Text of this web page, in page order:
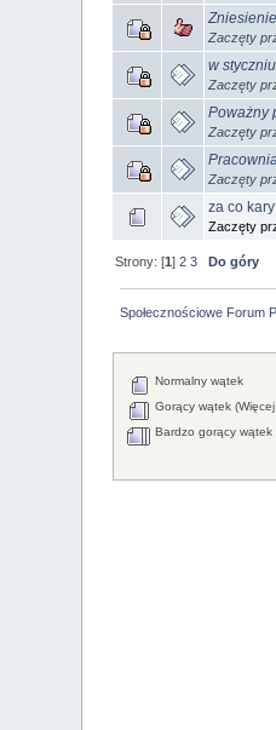
Zaczęty
w
Zaczęty
Poważny
Zaczęty
Zaczęty
za co
Zaczęty
Strony: [1]2 3 Do góry
Społecznościowe Forum
Normalny wątek
Gorący wątek
Bardzo gorący wątek